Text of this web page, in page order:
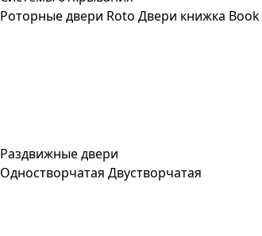
Роторные двери Roto Двери книжка Book
Раздвижные двери
Одностворчатая Двустворчатая